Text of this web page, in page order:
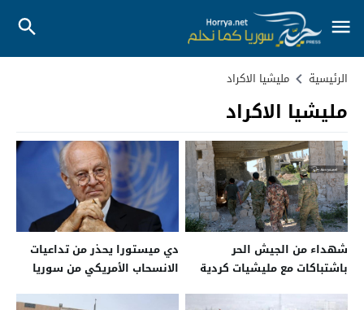
الرئيسية مليشيا الاكراد
مليشيا الاكراد
شهداء من الجيش الحر
باشتباكات مع مليشيات كردية
دي ميستورا يحذر من تداعيات
الانسحاب الأمريكي من سوريا